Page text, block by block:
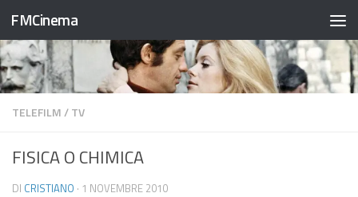
Salta al contenuto
FMCinema
TELEFILM/TV
FISICA O CHIMICA
DI CRISTIANO · 1 NOVEMBRE 2010